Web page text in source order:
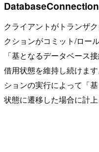
クライアントがトランザ
クションがコミット/ロー
「基となるデータベース
借用状態を維持し続けま
ションの実行によって「
状態に遷移した場合に計上